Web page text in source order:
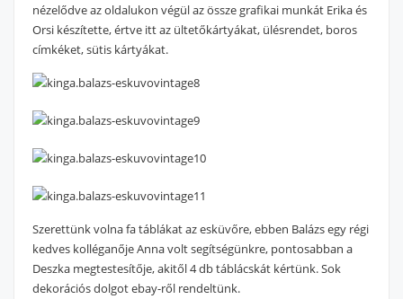
nézelődve az oldalukon végül az össze grafikai munkát Erika és
Orsi készítette, értve itt az ültetőkártyákat, ülésrendet, boros
címkéket, sütis kártyákat.
Szerettünk volna fa táblákat az esküvőre, ebben Balázs egy régi
kedves kolléganője Anna volt segítségünkre, pontosabban a
Deszka megtestesítője, akitől 4 db táblácskát kértünk. Sok
dekorációs dolgot ebay-ről rendeltünk.